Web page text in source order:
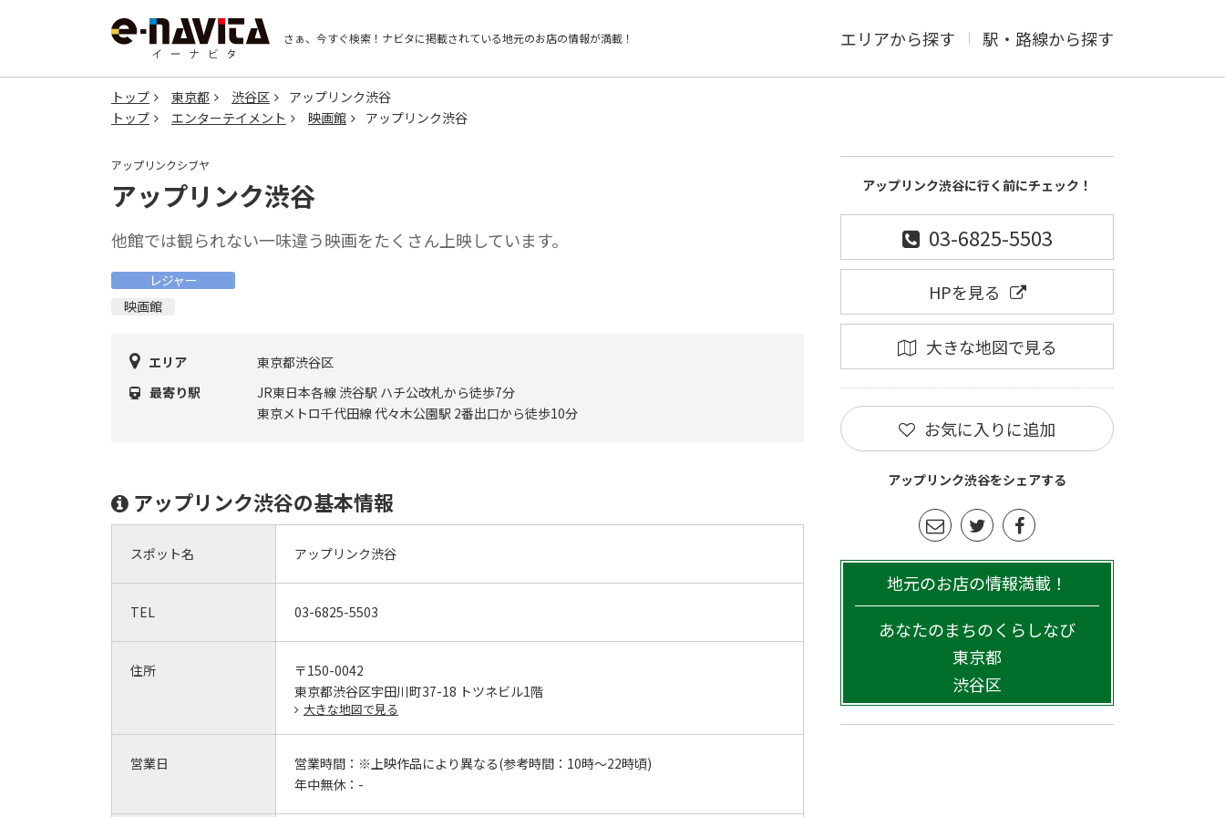
さぁ、今すぐ検索！ ナビタに掲載されている地元のお店の情報が満載！ エリアから探す 駅・路線から探す
トップ 東京都 渋谷区
アップリンク渋谷
トップ
エンターテイメント 映画館 アップリンク渋谷
アップリンクシブヤ
アップリンク渋谷
他館では観られない一味違う映画をたくさん上映しています。
レジャー
映画館
エリア
東京都渋谷区
最寄り駅
JR東日本各線 渋谷駅 ハチ公改札から徒歩7分
東京メトロ千代田線 代々木公園駅 2番出口から徒歩10分
アップリンク渋谷の基本情報
スポット名 アップリンク渋谷
TEL 03-6825-5503
住所
〒150-0042
東京都渋谷区宇田川町37-18 トツネビル1階
大きな地図で見る
営業日 営業時間： ※上映作品により異なる(参考時間：10時～22時頃)
年中無休： -
アップリンク渋谷に行く前にチェック！
03-6825-5503
HPを見る
大きな地図で見る
お気に入りに追加
アップリンク渋谷をシェアする
地元のお店の情報満載！
あなたのまちのくらしなび
東京都
渋谷区